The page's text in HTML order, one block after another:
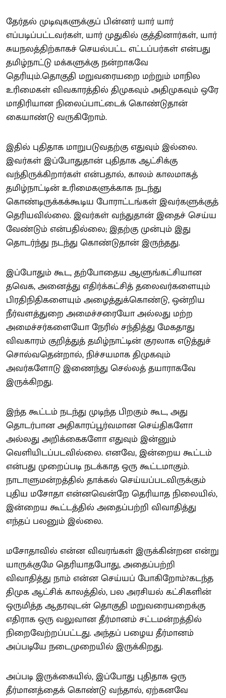
தேர்தல் முடிவுகளுக்குப் பின்னர் யார் யார்
எப்படிப்பட்டவர்கள், யார் முதுகில் குத்தினார்கள், யார்
சுயநலத்திற்காகச் செயல்பட்ட எட்டப்பர்கள் என்பது
தமிழ்நாட்டு மக்களுக்கு நன்றாகவே
தெரியும்.தொகுதி மறுவரையறை மற்றும் மாநில
உரிமைகள் விவகாரத்தில் திமுகவும் அதிமுகவும் ஒரே
மாதிரியான நிலைப்பாட்டைக் கொண்டுதான்
கையாண்டு வருகிறோம்.
இதில் புதிதாக மாறுபடுவதற்கு எதுவும் இல்லை.
இவர்கள் இப்போதுதான் புதிதாக ஆட்சிக்கு
வந்திருக்கிறார்கள் என்பதால், காலம் காலமாகத்
தமிழ்நாட்டின் உரிமைகளுக்காக நடந்து
கொண்டிருக்கக்கூடிய போராட்டங்கள் இவர்களுக்குத்
தெரியவில்லை. இவர்கள் வந்துதான் இதைச் செய்ய
வேண்டும் என்பதில்லை; இதற்கு முன்பும் இது
தொடர்ந்து நடந்து கொண்டுதான் இருந்தது.
இப்போதும் கூட, தற்போதைய ஆளுங்கட்சியான
தவெக, அனைத்து எதிர்க்கட்சித் தலைவர்களையும்
பிரதிநிதிகளையும் அழைத்துக்கொண்டு, ஒன்றிய
நீர்வளத்துறை அமைச்சரையோ அல்லது மற்ற
அமைச்சர்களையோ நேரில் சந்தித்து மேகதாது
விவகாரம் குறித்துத் தமிழ்நாட்டின் குரலாக எடுத்துச்
சொல்வதென்றால், நிச்சயமாக திமுகவும்
அவர்களோடு இணைந்து செல்லத் தயாராகவே
இருக்கிறது.
இந்த கூட்டம் நடந்து முடிந்த பிறகும் கூட, அது
தொடர்பான அதிகாரப்பூர்வமான செய்திகளோ
அல்லது அறிக்கைகளோ எதுவும் இன்னும்
வெளியிடப்படவில்லை. எனவே, இன்றைய கூட்டம்
என்பது முறைப்படி நடக்காத ஒரு கூட்டமாகும்.
நாடாளுமன்றத்தில் தாக்கல் செய்யப்படவிருக்கும்
புதிய மசோதா என்னவென்றே தெரியாத நிலையில்,
இன்றைய கூட்டத்தில் அதைப்பற்றி விவாதித்து
எந்தப் பலனும் இல்லை.
மசோதாவில் என்ன விவரங்கள் இருக்கின்றன என்று
யாருக்குமே தெரியாதபோது, அதைப்பற்றி
விவாதித்து நாம் என்ன செய்யப் போகிறோம்?கடந்த
திமுக ஆட்சிக் காலத்தில், பல அரசியல் கட்சிகளின்
ஒருமித்த ஆதரவுடன் தொகுதி மறுவரையறைக்கு
எதிராக ஒரு வலுவான தீர்மானம் சட்டமன்றத்தில்
நிறைவேற்றப்பட்டது. அந்தப் பழைய தீர்மானம்
அப்படியே நடைமுறையில் இருக்கிறது.
அப்படி இருக்கையில், இப்போது புதிதாக ஒரு
தீர்மானத்தைக் கொண்டு வந்தால், ஏற்கனவே